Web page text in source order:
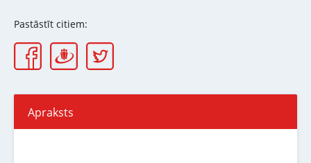
Pastāstīt citiem:
Apraksts